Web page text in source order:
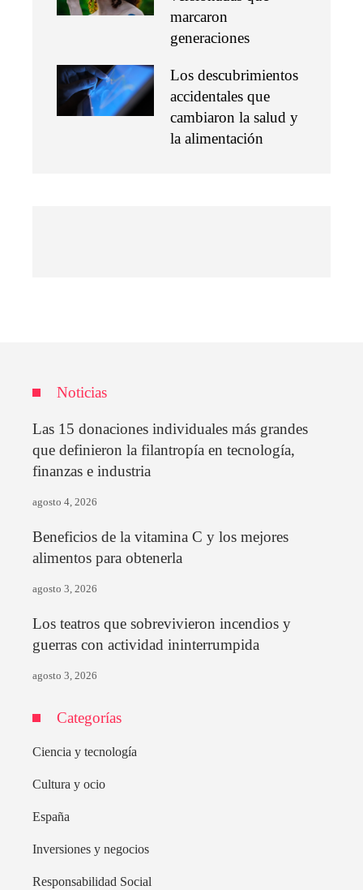
marcaron
generaciones
Los descubrimientos
accidentales que
cambiaron la salud y
la alimentación
Noticias
Las 15 donaciones individuales más grandes
que definieron la filantropía en tecnología,
finanzas e industria
agosto 4, 2026
Beneficios de la vitamina C y los mejores
alimentos para obtenerla
agosto 3, 2026
Los teatros que sobrevivieron incendios y
guerras con actividad ininterrumpida
agosto 3, 2026
Categorías
Ciencia y tecnología
Cultura y ocio
España
Inversiones y negocios
Responsabilidad Social